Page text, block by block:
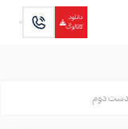
دانلود
کاتالوگ
دست دوم